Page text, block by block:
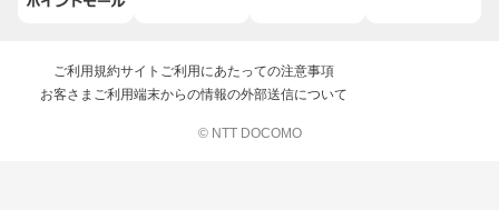
ご利用規約サイトご利用にあたっての注意事項
お客さまご利用端末からの情報の外部送信について
© NTT DOCOMO